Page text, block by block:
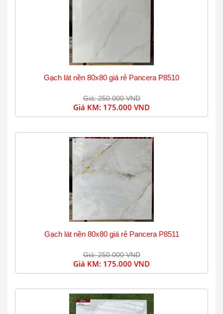
Gạch lát nền 80x80 giá rẻ Pancera P8510
Giá: 250.000 VND
Giá KM: 175.000 VND
Gạch lát nền 80x80 giá rẻ Pancera P8511
Giá: 250.000 VND
Giá KM: 175.000 VND